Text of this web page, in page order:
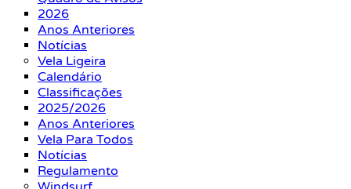
2026
Anos Anteriores
Notícias
Vela Ligeira
Calendário
Classificações
2025/2026
Anos Anteriores
Vela Para Todos
Notícias
Regulamento